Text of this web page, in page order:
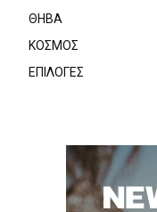
ΘΗΒΑ
ΚΟΣΜΟΣ
ΕΠΙΛΟΓΕΣ